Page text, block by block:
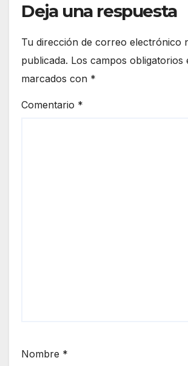
Deja una respuesta
Tu dirección de correo electrónico
publicada. Los campos obligatorios
marcados con *
Comentario *
Nombre *